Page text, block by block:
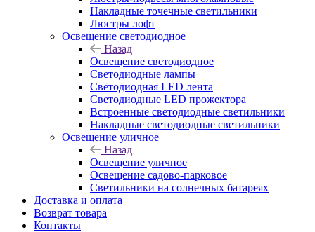
Накладные точечные светильники
Люстры лофт
Освещение светодиодное
Назад
Освещение светодиодное
Светодиодные лампы
Светодиодная LED лента
Светодиодные LED прожектора
Встроенные светодиодные светильники
Накладные светодиодные светильники
Освещение уличное
Назад
Освещение уличное
Освещение садово-парковое
Светильники на солнечных батареях
Доставка и оплата
Возврат товара
Контакты